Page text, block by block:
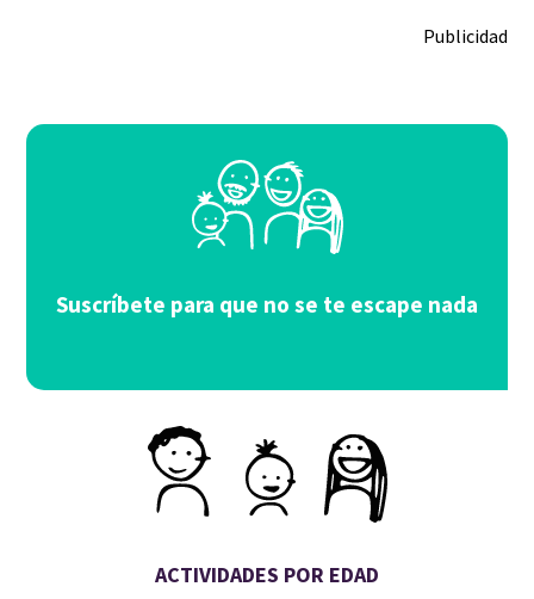
Publicidad
Suscríbete para que no se te escape nada
ACTIVIDADES POR EDAD